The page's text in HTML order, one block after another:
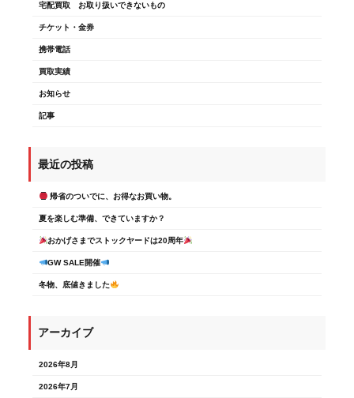
宅配買取 お取り扱いできないもの
チケット・金券
携帯電話
買取実績
お知らせ
記事
最近の投稿
帰省のついでに、お得なお買い物。
夏を楽しむ準備、できていますか？
おかげさまでストックヤードは20周年
GW SALE開催
冬物、底値きました
アーカイブ
2026年8月
2026年7月